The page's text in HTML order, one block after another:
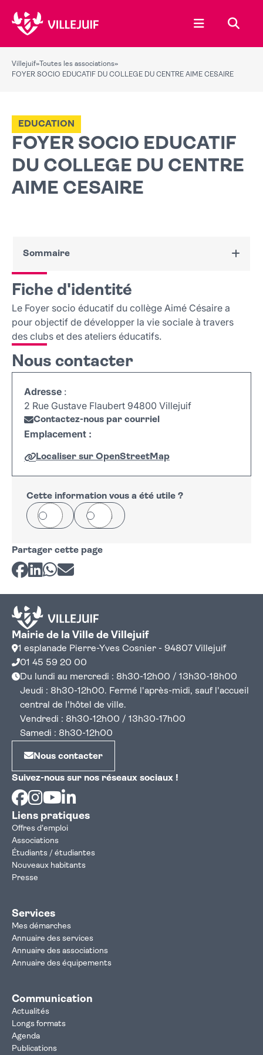
Ouvrir le
Villejuif» Toutes les associations»
FOYER SOCIO EDUCATIF DU COLLEGE DU CENTRE AIME CESAIRE
FOYER SOCIO EDUCATIF
DU COLLEGE DU CENTRE
AIME CESAIRE
EDUCATION
Sommaire
Fiche d'identité
Nous contacter
Fiche d'identité
Le Foyer socio éducatif du collège Aimé Césaire a
pour objectif de développer la vie sociale à travers
des clubs et des ateliers éducatifs.
Nous contacter
Adresse :
2 Rue Gustave Flaubert 94800 Villejuif
Contactez-nous par courriel
Emplacement :
Localiser sur OpenStreetMap
+
−
Leaflet
Cette information vous a été utile ?
Oui Non
Partager cette page
Partager sur Facebook
Partager sur LinkedIn
Partager sur Whatsapp
Partager par courriel
Mairie de la Ville de Villejuif
1 esplanade Pierre-Yves Cosnier - 94807 Villejuif
01 45 59 20 00
Du lundi au mercredi : 8h30-12h00 / 13h30-18h00
Jeudi : 8h30-12h00. Fermé l'après-midi, sauf l'accueil
central de l'hôtel de ville.
Vendredi : 8h30-12h00 / 13h30-17h00
Samedi : 8h30-12h00
Nous contacter
Suivez-nous sur nos réseaux sociaux !
Facebook
Instagram
Youtube
Liens pratiques
Offres d'emploi
Associations
Étudiants / étudiantes
Nouveaux habitants
Presse
Services
Mes démarches
Annuaire des services
Annuaire des associations
Annuaire des équipements
Communication
Actualités
Longs formats
Agenda
Publications